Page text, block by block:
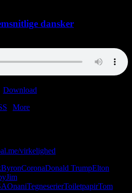
dansker
Download
More
virkelighed
ByronCoronaDonald TrumpElton
Jim
OnaniTegneserierToiletpapirTom